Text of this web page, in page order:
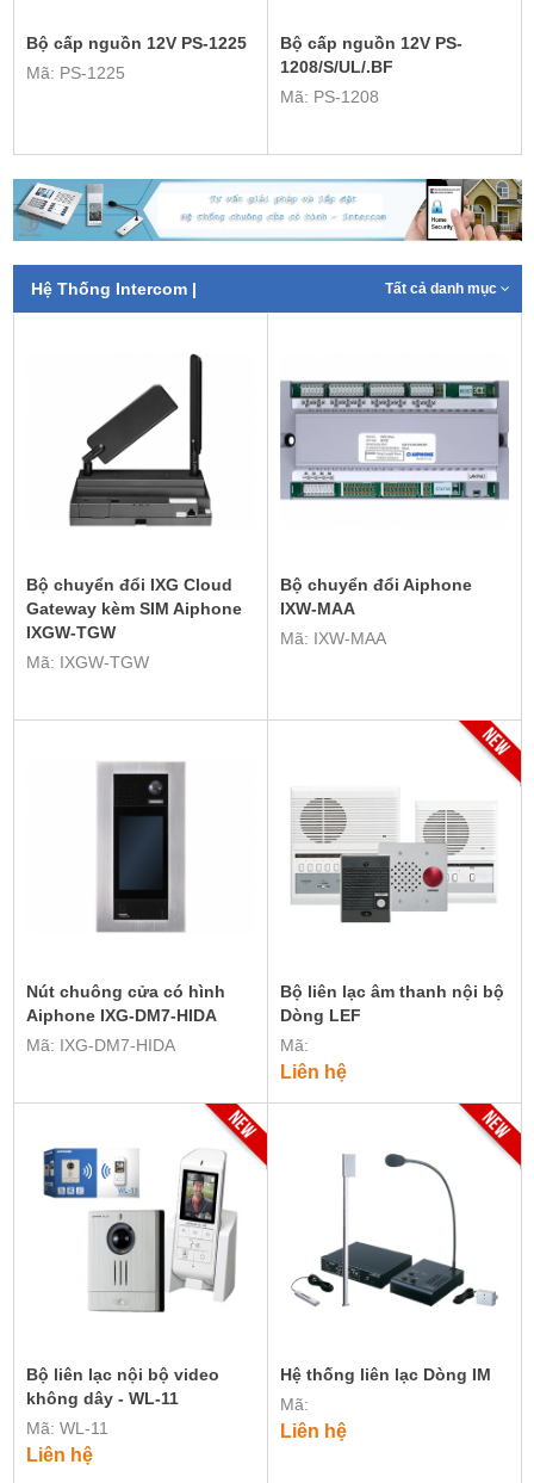
Bộ cấp nguồn 12V PS-1225
Mã: PS-1225
Bộ cấp nguồn 12V PS-
1208/S/UL/.BF
Mã: PS-1208
Hệ Thống Intercom | Tất cả danh mục
Bộ chuyển đổi IXG Cloud
Gateway kèm SIM Aiphone
IXGW-TGW
Mã: IXGW-TGW
Bộ chuyển đổi Aiphone
IXW-MAA
Mã: IXW-MAA
Nút chuông cửa có hình
Aiphone IXG-DM7-HIDA
Mã: IXG-DM7-HIDA
Bộ liên lạc âm thanh nội bộ
Dòng LEF
Mã:
Liên hệ
​​​​​​​Bộ liên lạc nội bộ video
không dây - WL-11
Mã: WL-11
Liên hệ
Hệ thống liên lạc Dòng IM
Mã:
Liên hệ